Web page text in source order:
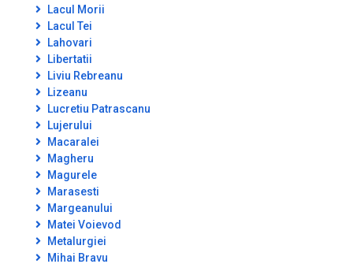
Lacul Morii
Lacul Tei
Lahovari
Libertatii
Liviu Rebreanu
Lizeanu
Lucretiu Patrascanu
Lujerului
Macaralei
Magheru
Magurele
Marasesti
Margeanului
Matei Voievod
Metalurgiei
Mihai Bravu